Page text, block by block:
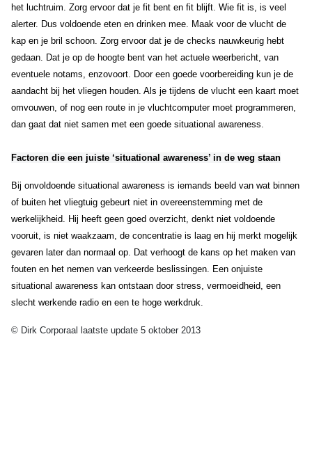
het luchtruim. Zorg ervoor dat je fit bent en fit blijft. Wie fit is, is veel
alerter. Dus voldoende eten en drinken mee. Maak voor de vlucht de
kap en je bril schoon. Zorg ervoor dat je de checks nauwkeurig hebt
gedaan. Dat je op de hoogte bent van het actuele weerbericht, van
eventuele notams, enzovoort. Door een goede voorbereiding kun je de
aandacht bij het vliegen houden. Als je tijdens de vlucht een kaart moet
omvouwen, of nog een route in je vluchtcomputer moet programmeren,
dan gaat dat niet samen met een goede situational awareness.
Factoren die een juiste ‘situational awareness’ in de weg staan
Bij onvoldoende situational awareness is iemands beeld van wat binnen
of buiten het vliegtuig gebeurt niet in overeenstemming met de
werkelijkheid. Hij heeft geen goed overzicht, denkt niet voldoende
vooruit, is niet waakzaam, de concentratie is laag en hij merkt mogelijk
gevaren later dan normaal op. Dat verhoogt de kans op het maken van
fouten en het nemen van verkeerde beslissingen. Een onjuiste
situational awareness kan ontstaan door stress, vermoeidheid, een
slecht werkende radio en een te hoge werkdruk.
© Dirk Corporaal laatste update 5 oktober 2013